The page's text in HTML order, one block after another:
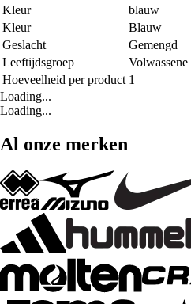
Kleur
blauw
Kleur
Blauw
Geslacht
Gemengd
Leeftijdsgroep
Volwassene
Hoeveelheid per product 1
Loading...
Loading...
Al onze merken